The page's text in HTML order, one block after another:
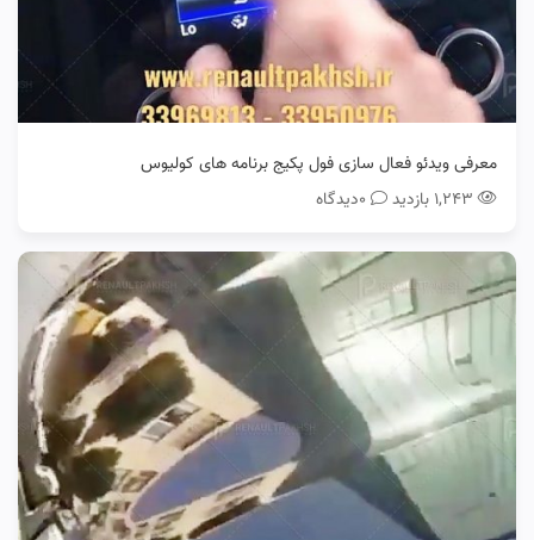
معرفی ویدئو فعال سازی فول پکیج برنامه های کولیوس
۱,۲۴۳ بازدید
0دیدگاه